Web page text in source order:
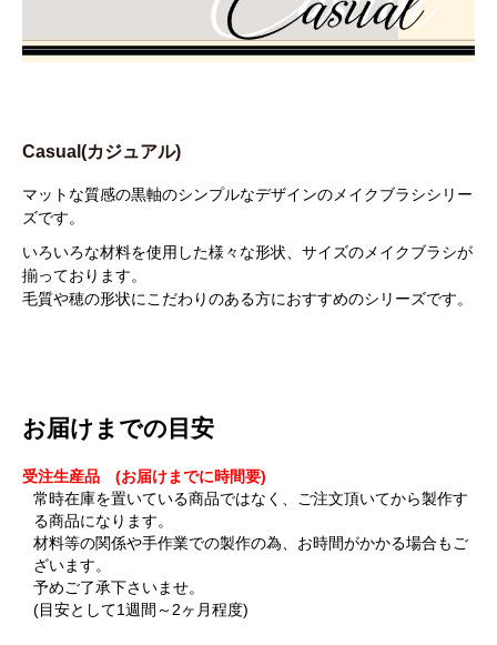
Casual(カジュアル)
マットな質感の黒軸のシンプルなデザインのメイクブラシシリー
ズです。
いろいろな材料を使用した様々な形状、サイズのメイクブラシが
揃っております。
毛質や穂の形状にこだわりのある方におすすめのシリーズです。
お届けまでの目安
受注生産品 (お届けまでに時間要)
常時在庫を置いている商品ではなく、ご注文頂いてから製作す
る商品になります。
材料等の関係や手作業での製作の為、お時間がかかる場合もご
ざいます。
予めご了承下さいませ。
(目安として1週間～2ヶ月程度)